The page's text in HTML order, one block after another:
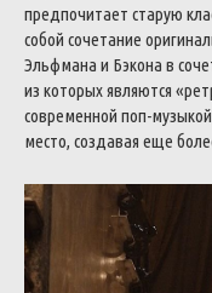
предпочитает старую
собой сочетание
Эльфмана и Бэкона в
из которых являются
современной поп-
место, создавая еще